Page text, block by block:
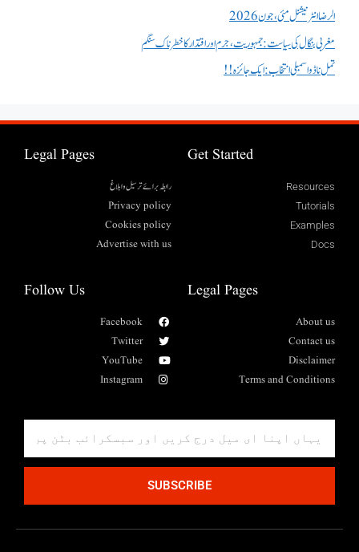
الرضا انٹر نیشنل مئی، جون 2026
مغربی بنگال کی سیاست:جمہوریت، جرم اور اقتدار کا خطرناک سنگم
تمل ناڈو اسمبلی انتخاب : ایک جائزہ !!
Get Started
Resources
Tutorials
Examples
Docs
Legal Pages
رابطہ برائے ترسیل وابلاغ
Privacy policy
Cookies policy
Advertise with us
Legal Pages
About us
Contact us
Disclaimer
Terms and Conditions
Follow Us
Facebook
Twitter
YouTube
Instagram
SUBSCRIBE